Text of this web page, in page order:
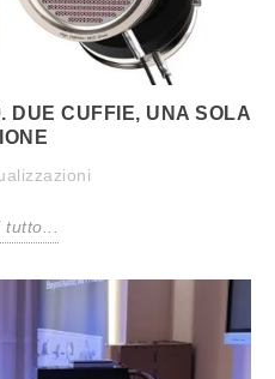
DUE CUFFIE, UNA SOLA